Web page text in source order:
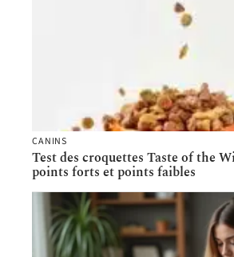
CANINS
Test des croquettes Taste of the
points forts et points faibles